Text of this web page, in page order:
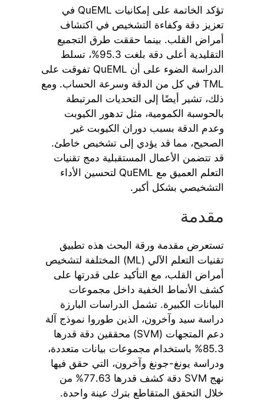
تؤكد الخاتمة على إمكانيات QuEML في
تعزيز دقة وكفاءة التشخيص في اكتشاف
أمراض القلب. بينما حققت طرق التجميع
التقليدية أعلى دقة بلغت 95.3%، تسلط
الدراسة الضوء على أن QuEML تفوقت على
TML في كل من الدقة وسرعة الحساب. ومع
ذلك، تشير أيضًا إلى التحديات المرتبطة
بالحوسبة الكمومية، مثل تدهور الكيوبت
وعدم الدقة بسبب دوران الكيوبت غير
الصحيح، مما قد يؤدي إلى تشخيص خاطئ.
قد تتضمن الأعمال المستقبلية دمج تقنيات
التعلم العميق مع QuEML لتحسين الأداء
التشخيصي بشكل أكبر.
مقدمة
تستعرض مقدمة ورقة البحث هذه تطبيق
تقنيات التعلم الآلي (ML) المختلفة لتشخيص
أمراض القلب، مع التأكيد على قدرتها على
كشف الأنماط الخفية داخل مجموعات
البيانات الكبيرة. تشمل الدراسات البارزة
دراسة سيد وآخرون، الذين طوروا نموذج آلة
دعم المتجهات (SVM) محققين دقة قدرها
85.3% باستخدام مجموعات بيانات متعددة،
ودراسة يونغ-جونغ وآخرون، التي حقق فيها
نهج SVM دقة كشف قدرها 77.63% من
خلال التحقق المتقاطع بترك عينة واحدة.